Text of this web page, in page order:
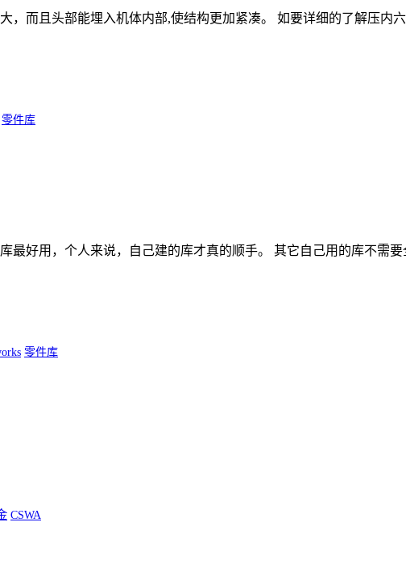
而且头部能埋入机体内部,使结构更加紧凑。 如要详细的了解压内
零件库
好用，个人来说，自己建的库才真的顺手。 其它自己用的库不需
零件库
CSWA